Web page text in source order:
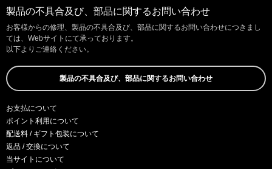
製品の不具合及び、部品に関するお問い合わせ
お客様からの修理、製品の不具合及び、部品に関するお問い合わせにつきまし
ては、Webサイトにて承っております。
以下よりご連絡ください。
製品の不具合及び、部品に関するお問い合わせ
お支払について
ポイント利用について
配送料 / ギフト包装について
返品 / 交換について
当サイトについて